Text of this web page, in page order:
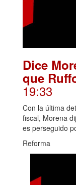
Dice
que
19:33
Con la última
fiscal, Morena
es perseguido
Reforma